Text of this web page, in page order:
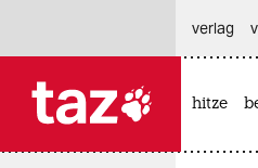
verlag
hitze